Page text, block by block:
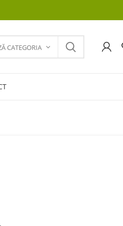
CATEGORIA